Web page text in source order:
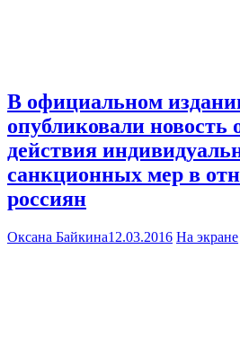
В официальном
опубликовали новость
действия
санкционных мер в
россиян
Оксана Байкина12.03.2016 На экране